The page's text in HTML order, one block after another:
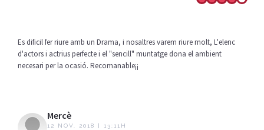
Es dificil fer riure amb un Drama, i nosaltres varem riure molt, L'elenc
d'actors i actrius perfecte i el "sencill" muntatge dona el ambient
necesari per la ocasió. Recomanable¡¡
Mercè
12 NOV. 2018 | 13:11H